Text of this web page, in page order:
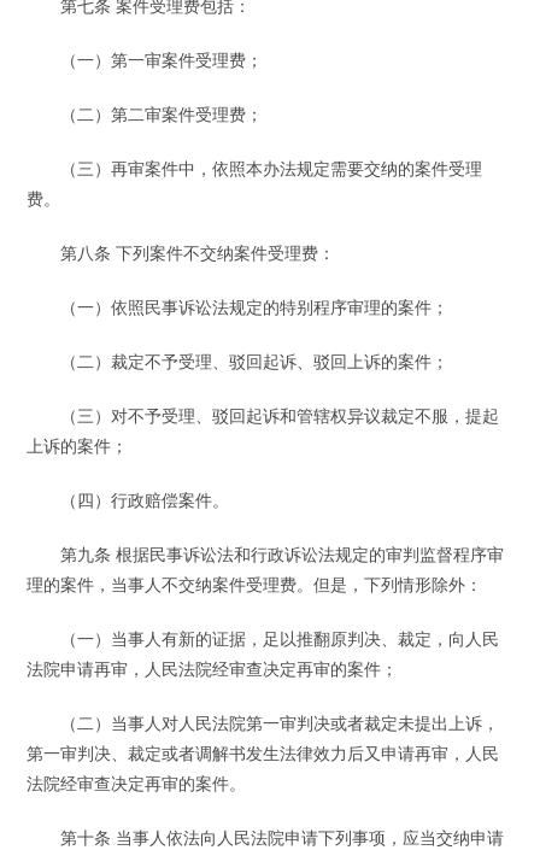
第七条 案件受理费包括：
（一）第一审案件受理费；
（二）第二审案件受理费；
（三）再审案件中，依照本办法规定需要交纳的案件受理
费。
第八条 下列案件不交纳案件受理费：
（一）依照民事诉讼法规定的特别程序审理的案件；
（二）裁定不予受理、驳回起诉、驳回上诉的案件；
（三）对不予受理、驳回起诉和管辖权异议裁定不服，提起
上诉的案件；
（四）行政赔偿案件。
第九条 根据民事诉讼法和行政诉讼法规定的审判监督程序审
理的案件，当事人不交纳案件受理费。但是，下列情形除外：
（一）当事人有新的证据，足以推翻原判决、裁定，向人民
法院申请再审，人民法院经审查决定再审的案件；
（二）当事人对人民法院第一审判决或者裁定未提出上诉，
第一审判决、裁定或者调解书发生法律效力后又申请再审，人民
法院经审查决定再审的案件。
第十条 当事人依法向人民法院申请下列事项，应当交纳申请